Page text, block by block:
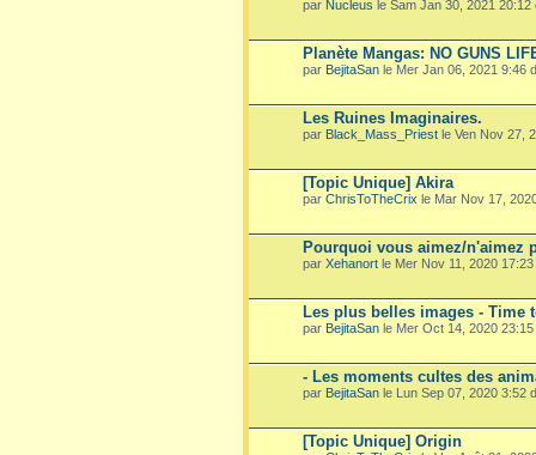
par Nucleus le Sam Jan 30, 2021
Planète Mangas: NO GUNS
par BejitaSan le Mer Jan 06, 2021 9:46
Les Ruines Imaginaires.
par Black_Mass_Priest le Ven Nov 27,
[Topic Unique] Akira
par ChrisToTheCrix le Mar Nov 17,
Pourquoi vous aimez/n'aimez
par Xehanort le Mer Nov 11, 2020
Les plus belles images - Time
par BejitaSan le Mer Oct 14, 2020
- Les moments cultes des
par BejitaSan le Lun Sep 07, 2020 3:52
[Topic Unique] Origin